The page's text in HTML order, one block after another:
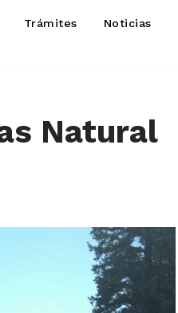
Trámites Noticias
Natural